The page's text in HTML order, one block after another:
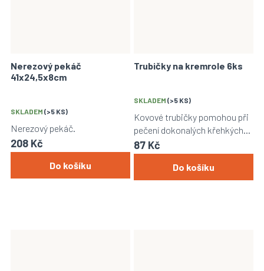
Nerezový pekáč
41x24,5x8cm
SKLADEM (>5 KS)
208 Kč
Do košíku
Nerezový pekáč.
Trubičky na kremrole 6ks
SKLADEM (>5 KS)
87 Kč
Do košíku
Kovové trubičky pomohou při
pečení dokonalých křehkých
kremrolí jako z cukrárny. Balení
obsahuje 6 kusů trubiček.